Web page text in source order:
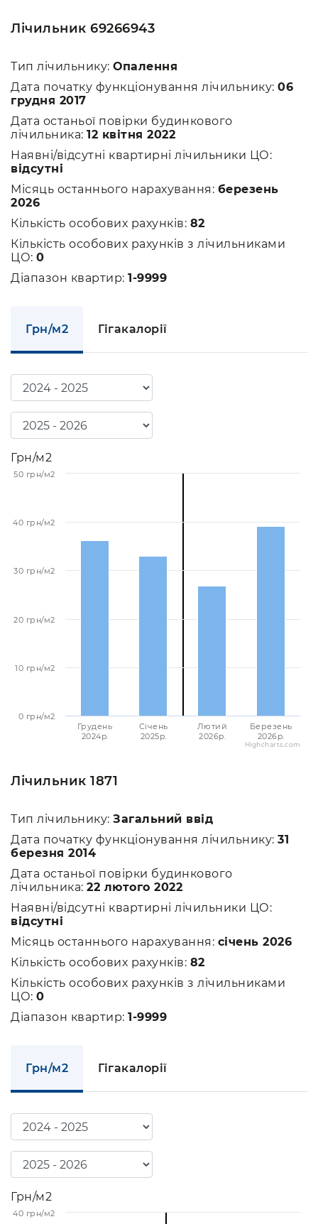
Лічильник 69266943
Тип лічильнику: Опалення
Дата початку функціонування лічильнику: 06
грудня 2017
Дата останьої повірки будинкового
лічильника: 12 квітня 2022
Наявні/відсутні квартирні лічильники ЦО:
відсутні
Місяць останнього нарахування: березень
2026
Кількість особових рахунків: 82
Кількість особових рахунків з лічильниками
ЦО: 0
Діапазон квартир: 1-9999
Грн/м2 Гігакалорії
Грн/м2
Грудень
2024p.
Січень
2025p.
Лютий
2026p.
Березень
2026p.
0 грн/м2
10 грн/м2
20 грн/м2
30 грн/м2
40 грн/м2
50 грн/м2
Highcharts.com
Лічильник 1871
Тип лічильнику: Загальний ввід
Дата початку функціонування лічильнику: 31
березня 2014
Дата останьої повірки будинкового
лічильника: 22 лютого 2022
Наявні/відсутні квартирні лічильники ЦО:
відсутні
Місяць останнього нарахування: січень 2026
Кількість особових рахунків: 82
Кількість особових рахунків з лічильниками
ЦО: 0
Діапазон квартир: 1-9999
Грн/м2 Гігакалорії
Грн/м2
40 грн/м2